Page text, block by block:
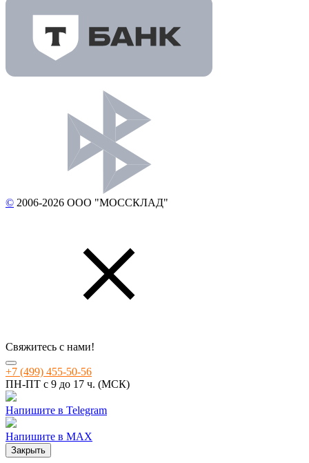
© 2006-2026 ООО "МОССКЛАД"
Свяжитесь с нами!
+7 (499) 455-50-56
ПН-ПТ с 9 до 17 ч. (МСК)
Напишите в Telegram
Напишите в MAX
Закрыть